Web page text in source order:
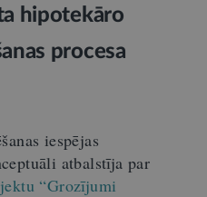
hipotekāro
procesa
iespējas
atbalstīja par
“Grozījumi